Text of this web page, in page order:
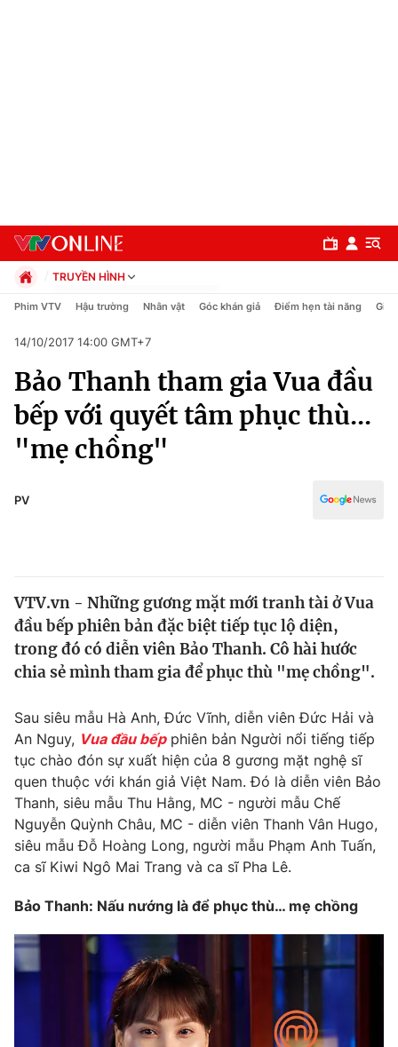
Chuyên mục
Chính trị
Xã hội
Pháp luật
Thế giới
Tin tức
Thế giới đó đây
Câu chuyện quốc tế
Kinh tế
Thị trường
Góc doanh nghiệp
Dữ liệu và đời sống
Truyền hình
Phim VTV
Hậu trường
Nhân vật
Khán giả
Giải sao mai
Giải trí
Điện ảnh
Đời sống
Du lịch
Làm đẹp
Chất lượng cuộc sống
Giáo dục
Tuyển sinh
Học trực tuyến
Công nghệ
Hitech Công nghệ tương lai
Giao lưu trực tuyến
TRUYỀN HÌNH
Chính trị
Pháp luật
Kinh tế
Thể thao
Truyền hình
Văn hóa - Giải trí
Y tế
Phim VTV Hậu trường Nhân vật Góc khán giả Điểm hẹn tài năng Giải
14/10/2017 14:00 GMT+7
Bảo Thanh tham gia Vua đầu
bếp với quyết tâm phục thù...
"mẹ chồng"
PV
VTV.vn - Những gương mặt mới tranh tài ở Vua
đầu bếp phiên bản đặc biệt tiếp tục lộ diện,
trong đó có diễn viên Bảo Thanh. Cô hài hước
chia sẻ mình tham gia để phục thù "mẹ chồng".
Sau siêu mẫu Hà Anh, Đức Vĩnh, diễn viên Đức Hải và
An Nguy, Vua đầu bếpphiên bản Người nổi tiếng tiếp
tục chào đón sự xuất hiện của 8 gương mặt nghệ sĩ
quen thuộc với khán giả Việt Nam. Đó là diễn viên Bảo
Thanh, siêu mẫu Thu Hằng, MC - người mẫu Chế
Nguyễn Quỳnh Châu, MC - diễn viên Thanh Vân Hugo,
siêu mẫu Đỗ Hoàng Long, người mẫu Phạm Anh Tuấn,
ca sĩ Kiwi Ngô Mai Trang và ca sĩ Pha Lê.
Bảo Thanh: Nấu nướng là để phục thù… mẹ chồng